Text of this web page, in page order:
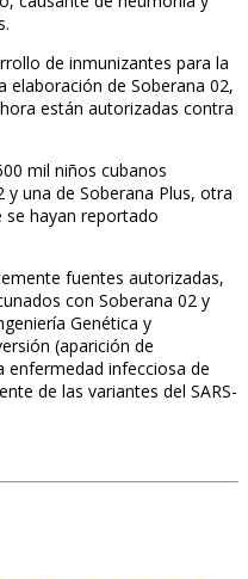
de inmunizantes para la
elaboración de Soberana 02,
están autorizadas contra
mil niños cubanos
una de Soberana Plus, otra
se hayan reportado
fuentes autorizadas,
con Soberana 02 y
Genética y
(aparición de
infecciosa de
de las variantes del SARS-